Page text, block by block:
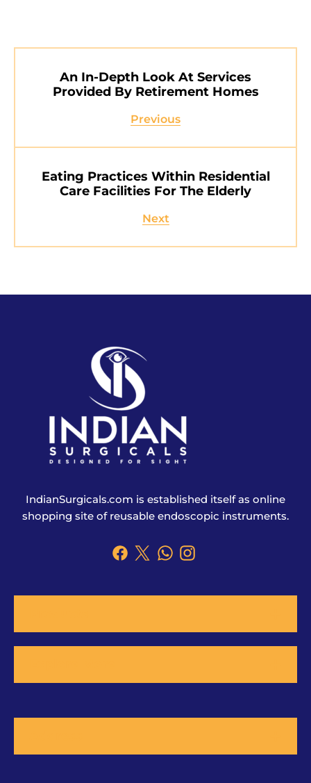
Previous
An In-Depth Look At Services
Provided By Retirement Homes
Next
Eating Practices Within Residential
Care Facilities For The Elderly
IndianSurgicals.com is established itself as online
shopping site of reusable endoscopic instruments.